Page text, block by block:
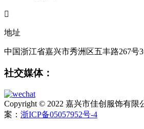

地址
中国浙江省嘉兴市秀洲区五丰路267号3
社交媒体：
Copyright © 2022 嘉兴市佳创服饰有限
案： 浙ICP备05057952号-4